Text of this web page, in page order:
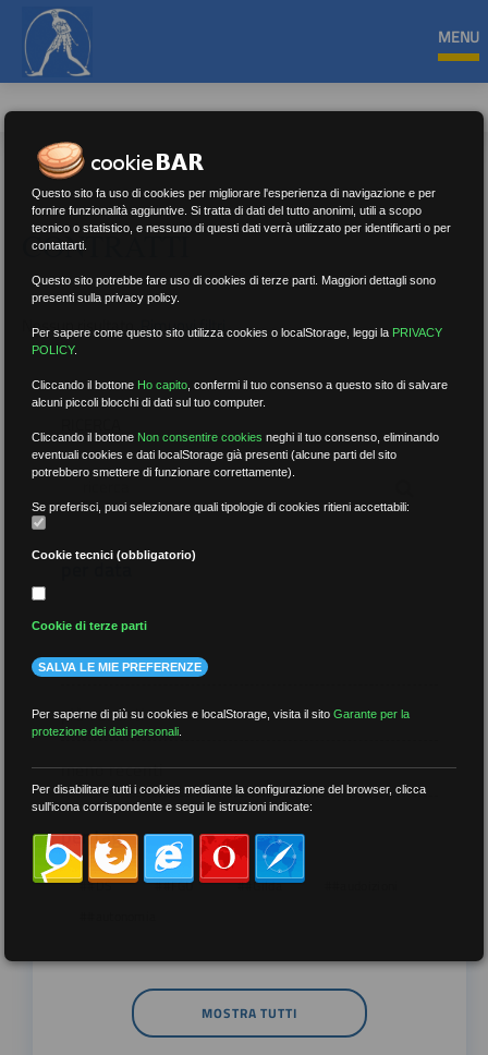
MENU
CONTRATTI
Nessun risultato.Rimuovi filtri
per data
più recenti
meno recenti
per tag
##DS ##FGU ##Gilda
MOSTRA TUTTI
Questo sito fa uso di cookies per migliorare l'esperienza di navigazione e per
fornire funzionalità aggiuntive. Si tratta di dati del tutto anonimi, utili a scopo
tecnico o statistico, e nessuno di questi dati verrà utilizzato per identificarti o per
contattarti.
Questo sito potrebbe fare uso di cookies di terze parti. Maggiori dettagli sono
presenti sulla privacy policy.
Per sapere come questo sito utilizza cookies o localStorage, leggi la PRIVACY
POLICY.
Cliccando il bottone Ho capito ,confermi il tuo consenso a questo sito di salvare
alcuni piccoli blocchi di dati sul tuo computer.
Cliccando il bottone Non consentire cookies neghi il tuo consenso, eliminando
eventuali cookies e dati localStorage già presenti (alcune parti del sito
potrebbero smettere di funzionare correttamente).
Se preferisci, puoi selezionare quali tipologie di cookies ritieni accettabili:
Cookie tecnici (obbligatorio)
Cookie di terze parti
SALVA LE MIE PREFERENZE
Per saperne di più su cookies e localStorage, visita il sitoGarante per la
protezione dei dati personali
Per disabilitare tutti i cookies mediante la configurazione del browser, clicca
sull'icona corrispondente e segui le istruzioni indicate: